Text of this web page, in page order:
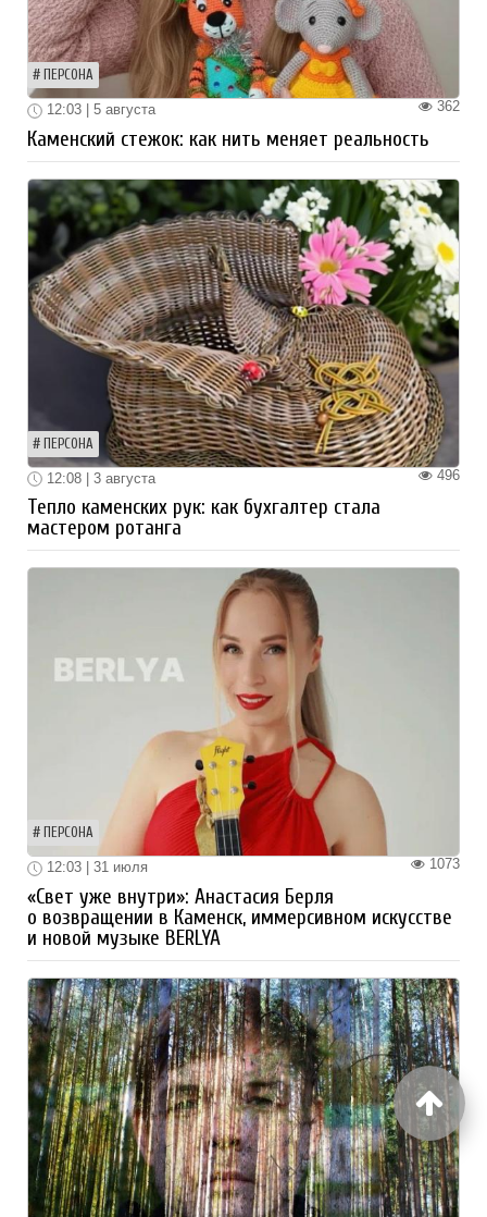
ПЕРСОНА
362
12:03 | 5 августа
Каменский стежок: как нить меняет реальность
ПЕРСОНА
496
12:08 | 3 августа
Тепло каменских рук: как бухгалтер стала
мастером ротанга
ПЕРСОНА
1073
12:03 | 31 июля
«Свет уже внутри»: Анастасия Берля
о возвращении в Каменск, иммерсивном искусстве
и новой музыке BERLYA